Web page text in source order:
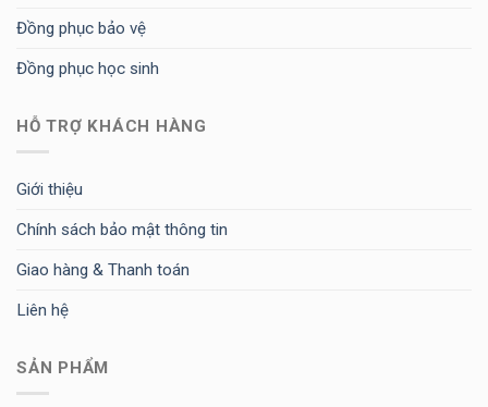
Đồng phục bảo vệ
Đồng phục học sinh
HỖ TRỢ KHÁCH HÀNG
Giới thiệu
Chính sách bảo mật thông tin
Giao hàng & Thanh toán
Liên hệ
SẢN PHẨM